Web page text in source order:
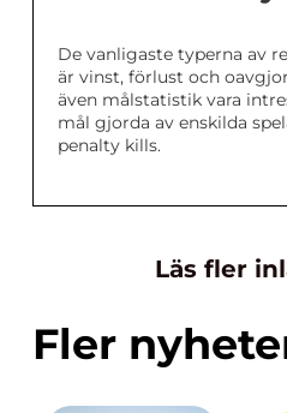
De vanligaste typerna av
är vinst, förlust och
även målstatistik vara
mål gjorda av enskilda
penalty kills.
Läs fler
Fler